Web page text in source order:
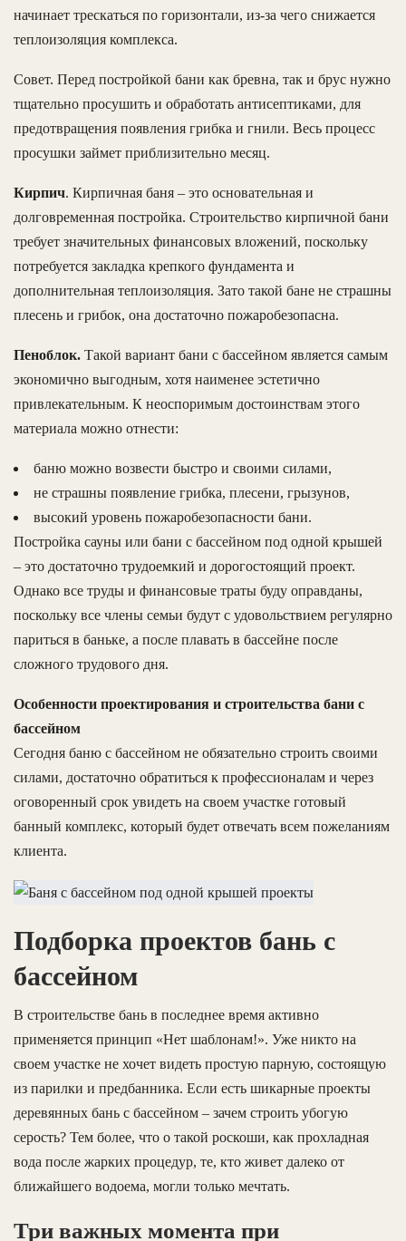
начинает трескаться по горизонтали, из-за чего снижается
теплоизоляция комплекса.
Совет. Перед постройкой бани как бревна, так и брус нужно
тщательно просушить и обработать антисептиками, для
предотвращения появления грибка и гнили. Весь процесс
просушки займет приблизительно месяц.
Кирпич. Кирпичная баня – это основательная и
долговременная постройка. Строительство кирпичной бани
требует значительных финансовых вложений, поскольку
потребуется закладка крепкого фундамента и
дополнительная теплоизоляция. Зато такой бане не страшны
плесень и грибок, она достаточно пожаробезопасна.
Пеноблок. Такой вариант бани с бассейном является самым
экономично выгодным, хотя наименее эстетично
привлекательным. К неоспоримым достоинствам этого
материала можно отнести:
баню можно возвести быстро и своими силами,
не страшны появление грибка, плесени, грызунов,
высокий уровень пожаробезопасности бани.
Постройка сауны или бани с бассейном под одной крышей
– это достаточно трудоемкий и дорогостоящий проект.
Однако все труды и финансовые траты буду оправданы,
поскольку все члены семьи будут с удовольствием регулярно
париться в баньке, а после плавать в бассейне после
сложного трудового дня.
Особенности проектирования и строительства бани с
бассейном
Сегодня баню с бассейном не обязательно строить своими
силами, достаточно обратиться к профессионалам и через
оговоренный срок увидеть на своем участке готовый
банный комплекс, который будет отвечать всем пожеланиям
клиента.
Подборка проектов бань с
бассейном
В строительстве бань в последнее время активно
применяется принцип «Нет шаблонам!». Уже никто на
своем участке не хочет видеть простую парную, состоящую
из парилки и предбанника. Если есть шикарные проекты
деревянных бань с бассейном – зачем строить убогую
серость? Тем более, что о такой роскоши, как прохладная
вода после жарких процедур, те, кто живет далеко от
ближайшего водоема, могли только мечтать.
Три важных момента при